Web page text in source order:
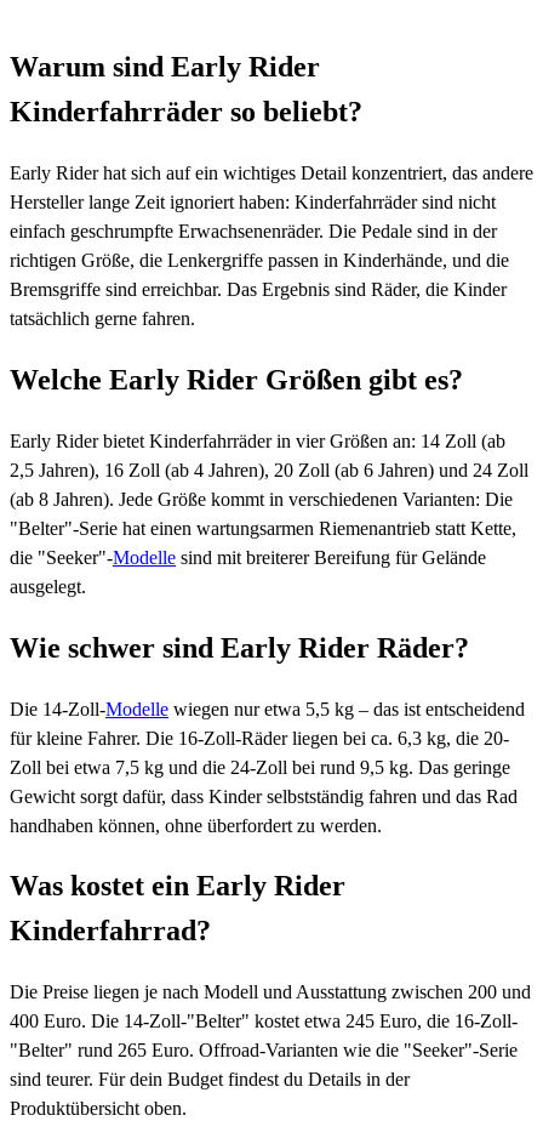
Warum sind Early Rider
Kinderfahrräder so beliebt?
Early Rider hat sich auf ein wichtiges Detail konzentriert, das andere
Hersteller lange Zeit ignoriert haben: Kinderfahrräder sind nicht
einfach geschrumpfte Erwachsenenräder. Die Pedale sind in der
richtigen Größe, die Lenkergriffe passen in Kinderhände, und die
Bremsgriffe sind erreichbar. Das Ergebnis sind Räder, die Kinder
tatsächlich gerne fahren.
Welche Early Rider Größen gibt es?
Early Rider bietet Kinderfahrräder in vier Größen an: 14 Zoll (ab
2,5 Jahren), 16 Zoll (ab 4 Jahren), 20 Zoll (ab 6 Jahren) und 24 Zoll
(ab 8 Jahren). Jede Größe kommt in verschiedenen Varianten: Die
"Belter"-Serie hat einen wartungsarmen Riemenantrieb statt Kette,
die "Seeker"-Modelle sind mit breiterer Bereifung für Gelände
ausgelegt.
Wie schwer sind Early Rider Räder?
Die 14-Zoll-Modelle wiegen nur etwa 5,5 kg – das ist entscheidend
für kleine Fahrer. Die 16-Zoll-Räder liegen bei ca. 6,3 kg, die 20-
Zoll bei etwa 7,5 kg und die 24-Zoll bei rund 9,5 kg. Das geringe
Gewicht sorgt dafür, dass Kinder selbstständig fahren und das Rad
handhaben können, ohne überfordert zu werden.
Was kostet ein Early Rider
Kinderfahrrad?
Die Preise liegen je nach Modell und Ausstattung zwischen 200 und
400 Euro. Die 14-Zoll-"Belter" kostet etwa 245 Euro, die 16-Zoll-
"Belter" rund 265 Euro. Offroad-Varianten wie die "Seeker"-Serie
sind teurer. Für dein Budget findest du Details in der
Produktübersicht oben.